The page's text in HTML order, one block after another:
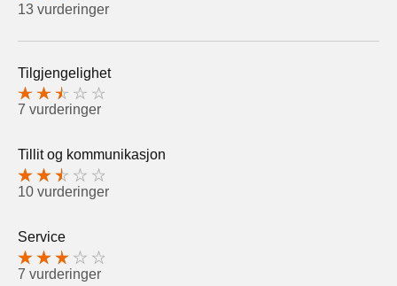
13 vurderinger
Tilgjengelighet
7 vurderinger
Tillit og kommunikasjon
10 vurderinger
Service
7 vurderinger